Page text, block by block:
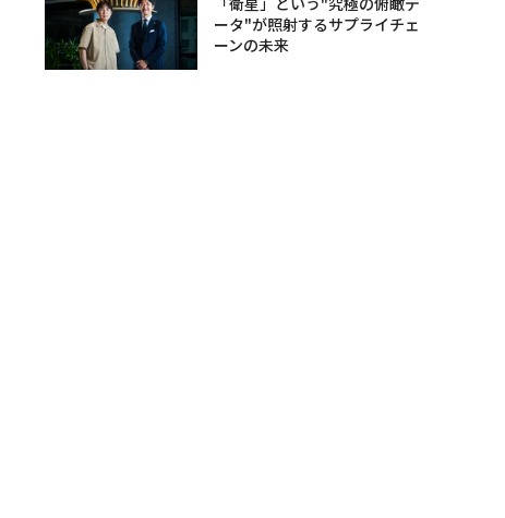
ータ"が照射するサプライチェ
ーンの未来